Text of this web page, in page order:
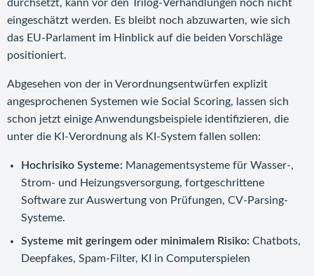
durchsetzt, kann vor den Trilog-Verhandlungen noch nicht
eingeschätzt werden. Es bleibt noch abzuwarten, wie sich
das EU-Parlament im Hinblick auf die beiden Vorschläge
positioniert.
Abgesehen von der in Verordnungsentwürfen explizit
angesprochenen Systemen wie Social Scoring, lassen sich
schon jetzt einige Anwendungsbeispiele identifizieren, die
unter die KI-Verordnung als KI-System fallen sollen:
Hochrisiko Systeme: Managementsysteme für Wasser-,
Strom- und Heizungsversorgung, fortgeschrittene
Software zur Auswertung von Prüfungen, CV-Parsing-
Systeme.
Systeme mit geringem oder minimalem Risiko: Chatbots,
Deepfakes, Spam-Filter, KI in Computerspielen